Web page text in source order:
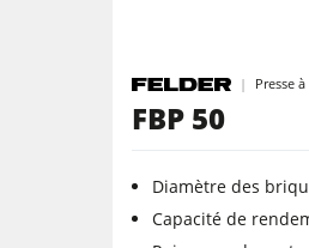
Presse
FBP 50
Diamètre des
Capacité de